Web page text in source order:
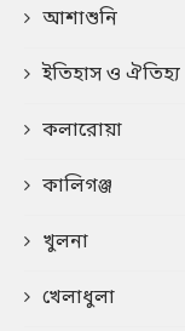
আশাশুনি
ইতিহাস ও ঐতিহ্য
কলারোয়া
কালিগঞ্জ
খুলনা
খেলাধুলা